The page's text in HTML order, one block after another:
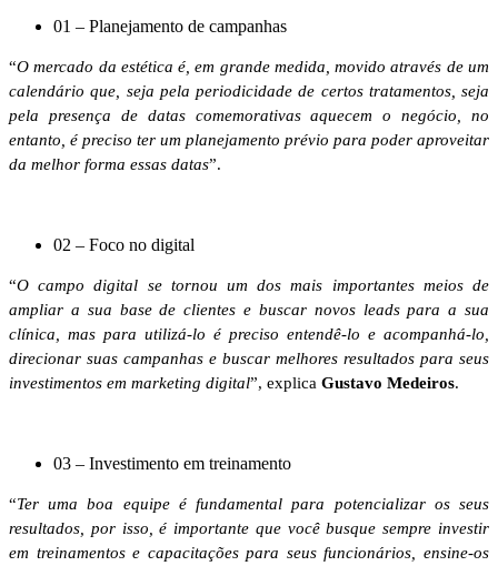
01 – Planejamento de campanhas
“O mercado da estética é, em grande medida, movido através de um
calendário que, seja pela periodicidade de certos tratamentos, seja
pela presença de datas comemorativas aquecem o negócio, no
entanto, é preciso ter um planejamento prévio para poder aproveitar
da melhor forma essas datas”.
02 – Foco no digital
“O campo digital se tornou um dos mais importantes meios de
ampliar a sua base de clientes e buscar novos leads para a sua
clínica, mas para utilizá-lo é preciso entendê-lo e acompanhá-lo,
direcionar suas campanhas e buscar melhores resultados para seus
investimentos em marketing digital”, explica Gustavo Medeiros.
03 – Investimento em treinamento
“Ter uma boa equipe é fundamental para potencializar os seus
resultados, por isso, é importante que você busque sempre investir
em treinamentos e capacitações para seus funcionários, ensine-os